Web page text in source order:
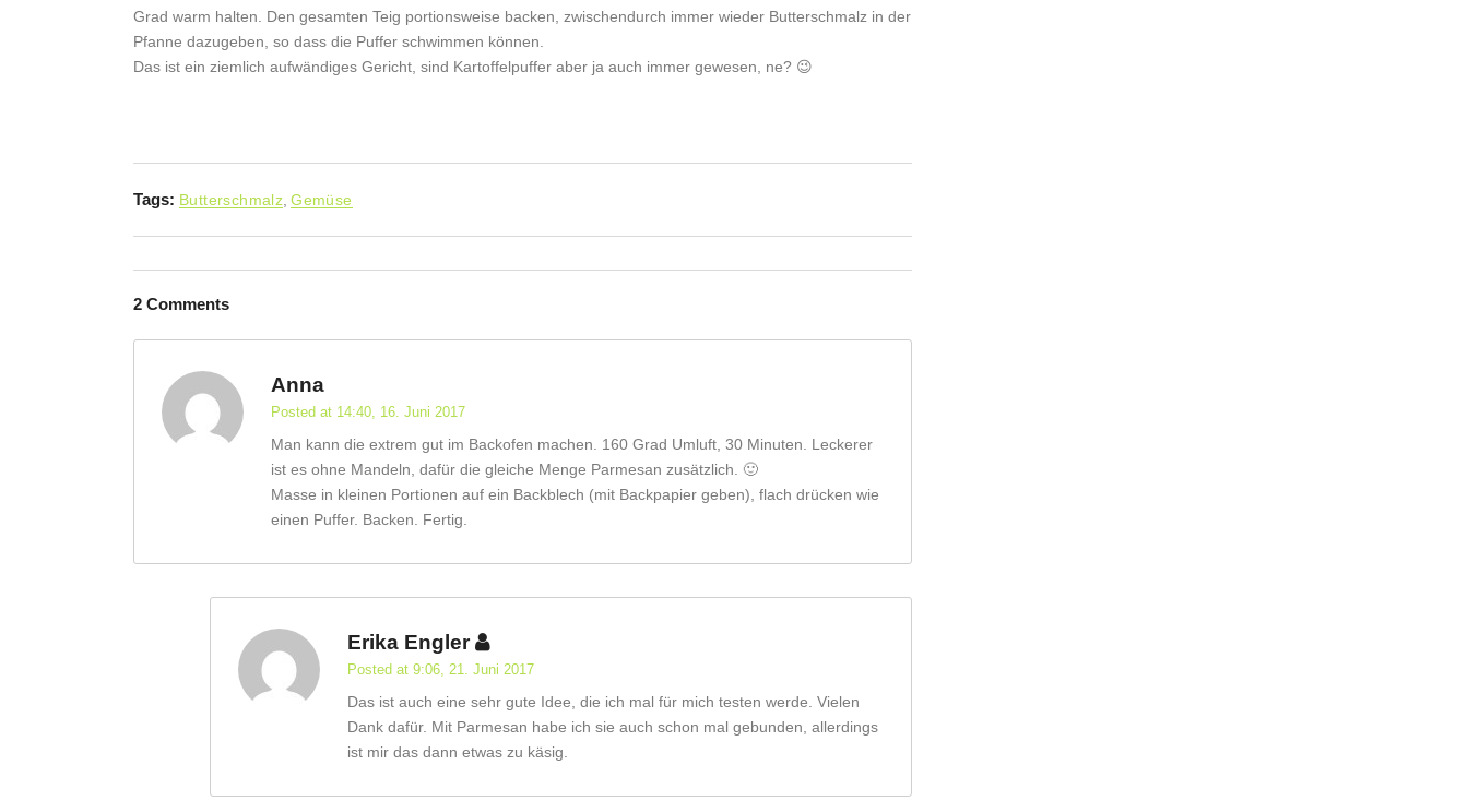
Grad warm halten. Den gesamten Teig portionsweise backen, zwischendurch immer wieder Butterschmalz in der
Pfanne dazugeben, so dass die Puffer schwimmen können.
Das ist ein ziemlich aufwändiges Gericht, sind Kartoffelpuffer aber ja auch immer gewesen, ne? 😉
Tags: Butterschmalz Gemüse
2 Comments
Anna
Posted at 14:40, 16. Juni 2017
Man kann die extrem gut im Backofen machen. 160 Grad Umluft, 30 Minuten. Leckerer
ist es ohne Mandeln, dafür die gleiche Menge Parmesan zusätzlich. 🙂
Masse in kleinen Portionen auf ein Backblech (mit Backpapier geben), flach drücken wie
einen Puffer. Backen. Fertig.
Erika Engler
Posted at 9:06, 21. Juni 2017
Das ist auch eine sehr gute Idee, die ich mal für mich testen werde. Vielen
Dank dafür. Mit Parmesan habe ich sie auch schon mal gebunden, allerdings
ist mir das dann etwas zu käsig.